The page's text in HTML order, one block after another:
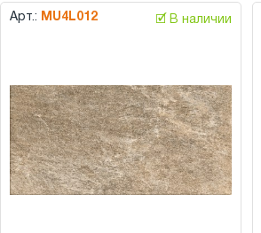
Арт.: MU4L012 🗹 В наличии